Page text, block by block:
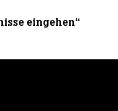
eingehen“